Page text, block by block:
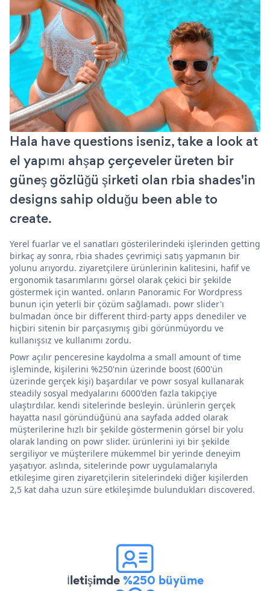
Hala have questions iseniz, take a look at
el yapımı ahşap çerçeveler üreten bir
güneş gözlüğü şirketi olan rbia shades'in
designs sahip olduğu been able to
create.
Yerel fuarlar ve el sanatları gösterilerindeki işlerinden getting
birkaç ay sonra, rbia shades çevrimiçi satış yapmanın bir
yolunu arıyordu. ziyaretçilere ürünlerinin kalitesini, hafif ve
ergonomik tasarımlarını görsel olarak çekici bir şekilde
göstermek için wanted. onların Panoramic For Wordpress
bunun için yeterli bir çözüm sağlamadı. powr slider'ı
bulmadan önce bir different third-party apps denediler ve
hiçbiri sitenin bir parçasıymış gibi görünmüyordu ve
kullanışsız ve kullanımı zordu.
Powr açılır penceresine kaydolma a small amount of time
işleminde, kişilerini %250'nin üzerinde boost (600'ün
üzerinde gerçek kişi) başardılar ve powr sosyal kullanarak
steadily sosyal medyalarını 6000'den fazla takipçiye
ulaştırdılar. kendi sitelerinde besleyin. ürünlerin gerçek
hayatta nasıl göründüğünü ana sayfada added olarak
müşterilerine hızlı bir şekilde göstermenin görsel bir yolu
olarak landing on powr slider. ürünlerini iyi bir şekilde
sergiliyor ve müşterilere mükemmel bir yerinde deneyim
yaşatıyor. aslında, sitelerinde powr uygulamalarıyla
etkileşime giren ziyaretçilerin sitelerindeki diğer kişilerden
2,5 kat daha uzun süre etkileşimde bulundukları discovered.
İletişimde%250 büyüme